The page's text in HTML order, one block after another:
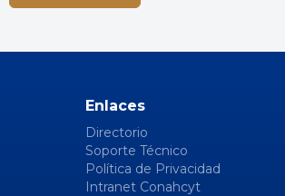
Enlaces
Directorio
Soporte Técnico
Política de Privacidad
Intranet Conahcyt